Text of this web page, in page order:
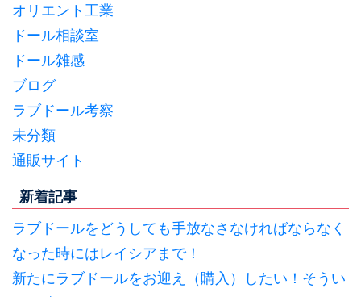
オリエント工業
ドール相談室
ドール雑感
ブログ
ラブドール考察
未分類
通販サイト
新着記事
ラブドールをどうしても手放なさなければならなく
なった時にはレイシアまで！
新たにラブドールをお迎え（購入）したい！そうい